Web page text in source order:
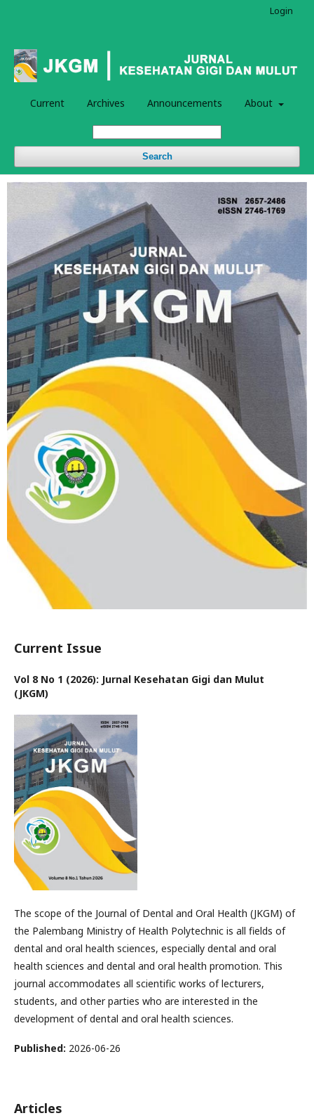
Current Archives Announcements About
Search
Login
Current Issue
Vol 8 No 1 (2026): Jurnal Kesehatan Gigi dan Mulut
(JKGM)
The scope of the Journal of Dental and Oral Health (JKGM) of
the Palembang Ministry of Health Polytechnic is all fields of
dental and oral health sciences, especially dental and oral
health sciences and dental and oral health promotion. This
journal accommodates all scientific works of lecturers,
students, and other parties who are interested in the
development of dental and oral health sciences.
Published: 2026-06-26
Articles